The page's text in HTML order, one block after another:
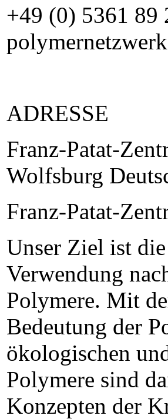
+49 (0) 5361 89
ADRESSE
Franz-Patat-
Wolfsburg
Franz-Patat-
Unser Ziel ist
Verwendung
Polymere. Mit
Bedeutung der
ökologischen
Polymere sind
Konzepten der